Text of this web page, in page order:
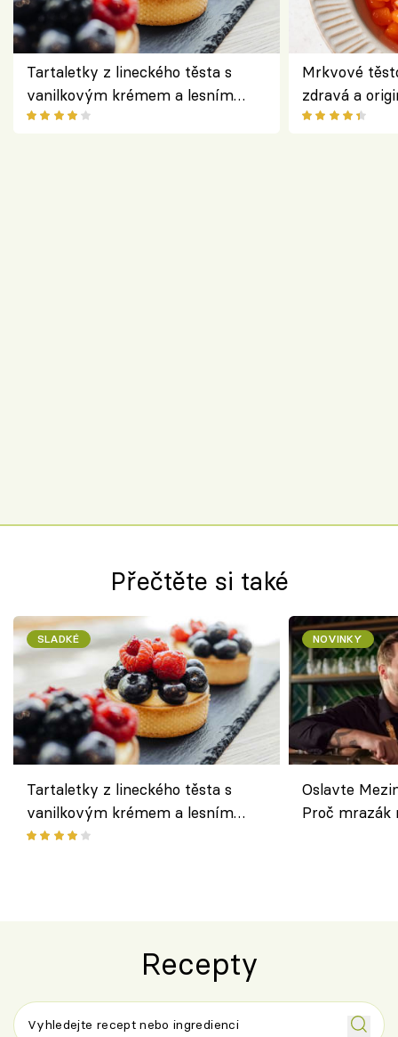
Tartaletky z lineckého těsta s
vanilkovým krémem a lesním
ovocem podle Bread Society
Mrkvové
zdravá a
klasiky
Přečtěte si také
SLADKÉ
Tartaletky z lineckého těsta s
vanilkovým krémem a lesním
ovocem podle Bread Society
NOVINKY
Oslavte
Proč
Recepty